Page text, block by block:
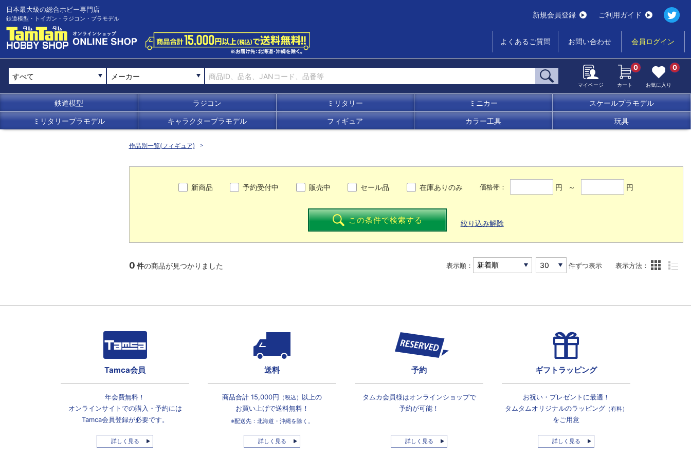
日本最大級の総合ホビー専門店
鉄道模型・トイガン・ラジコン・プラモデル 新規会員登録 ご利用ガイド
よくあるご質問 お問い合わせ 会員ログイン
メーカー
マイページ カート
0
お気に入り
0
鉄道模型 ラジコン ミリタリー ミニカー スケールプラモデル
ミリタリープラモデル キャラクタープラモデル フィギュア カラー工具 玩具
作品別一覧(フィギュア)
新商品 予約受付中 販売中 セール品 在庫ありのみ 価格帯： 円 ～ 円
この条件で検索する 絞り込み解除
0 件の商品が見つかりました 表示順： 件ずつ表示 表示方法：
Tamca会員
年会費無料！
オンラインサイトでの購入・予約には
Tamca会員登録が必要です。
詳しく見る
送料
商品合計 15,000円 （税込） 以上の
お買い上げで送料無料！
※配送先：北海道・沖縄を除く。
詳しく見る
予約
タムカ会員様はオンラインショップで
予約が可能！
詳しく見る
ギフトラッピング
お祝い・プレゼントに最適！
タムタムオリジナルのラッピング（有料）
をご用意
詳しく見る